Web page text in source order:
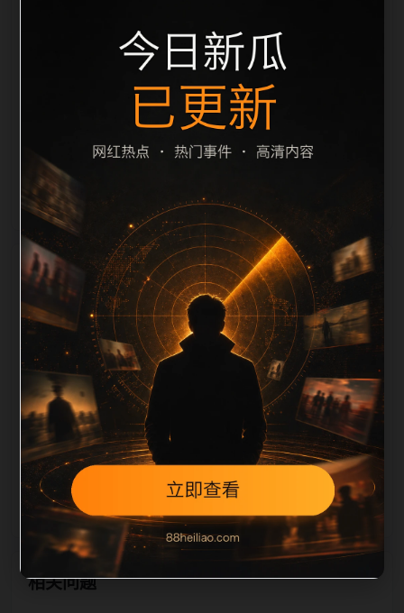
片说明一致，减少无关词堆砌，避免同一批页面出现高
度重复。从搜索体验看，用户通常先看标题是否明确，
再看摘要是否说明更新范围，随后通过栏目入口继续浏
览同类内容。因此本页保留面包屑、同类推荐、热门推
荐、上一篇下一篇和 sitemap 入口，让重要页面点击深
度控制在三次以内。后续更新会围绕网红爆料持续补充
新内容，每次新增保持少量、稳定、
栏目内容归集
相关，图片文件名和 alt/title 也跟随主关键词、栏目词
和文章标题生成。如果采集内容缺少图片，将使用同主
题默认图兜底；如果标题过短、描述为空、正文摘要不
足或关键词连续重复，则不进入发布队列。本页还加入
常见问题和站内推荐，帮助用户从一个入口跳转到同类
页面、专题合集和热榜内容，提升停留时间和页面可抓
取性。第1条内容作为初始建设页，重点承担栏目深度
补齐、内链结构完善和后续采集归类的承接作用。
相关问题